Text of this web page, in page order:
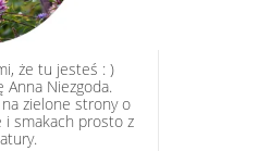
że tu jesteś : )
Anna Niezgoda.
zielone strony o
i smakach prosto z